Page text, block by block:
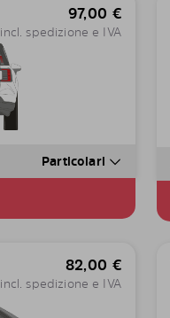
97,00 €
incl. spedizione e IVA
Particolari
82,00 €
incl. spedizione e IVA